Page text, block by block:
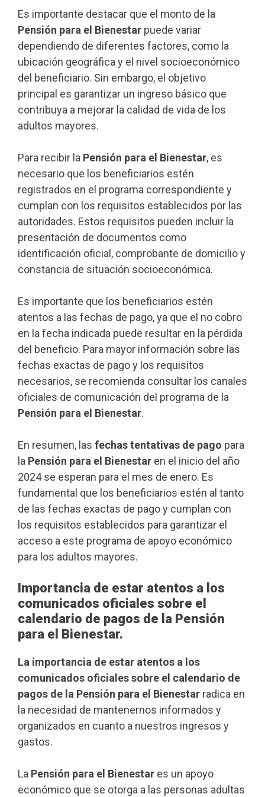
Es importante destacar que el monto de la
Pensión para el Bienestar puede variar
dependiendo de diferentes factores, como la
ubicación geográfica y el nivel socioeconómico
del beneficiario. Sin embargo, el objetivo
principal es garantizar un ingreso básico que
contribuya a mejorar la calidad de vida de los
adultos mayores.
Para recibir la Pensión para el Bienestar, es
necesario que los beneficiarios estén
registrados en el programa correspondiente y
cumplan con los requisitos establecidos por las
autoridades. Estos requisitos pueden incluir la
presentación de documentos como
identificación oficial, comprobante de domicilio y
constancia de situación socioeconómica.
Es importante que los beneficiarios estén
atentos a las fechas de pago, ya que el no cobro
en la fecha indicada puede resultar en la pérdida
del beneficio. Para mayor información sobre las
fechas exactas de pago y los requisitos
necesarios, se recomienda consultar los canales
oficiales de comunicación del programa de la
Pensión para el Bienestar.
En resumen, las fechas tentativas de pago para
la Pensión para el Bienestar en el inicio del año
2024 se esperan para el mes de enero. Es
fundamental que los beneficiarios estén al tanto
de las fechas exactas de pago y cumplan con
los requisitos establecidos para garantizar el
acceso a este programa de apoyo económico
para los adultos mayores.
Importancia de estar atentos a los
comunicados oficiales sobre el
calendario de pagos de la Pensión
para el Bienestar.
La importancia de estar atentos a los
comunicados oficiales sobre el calendario de
pagos de la Pensión para el Bienestar radica en
la necesidad de mantenernos informados y
organizados en cuanto a nuestros ingresos y
gastos.
La Pensión para el Bienestar es un apoyo
económico que se otorga a las personas adultas